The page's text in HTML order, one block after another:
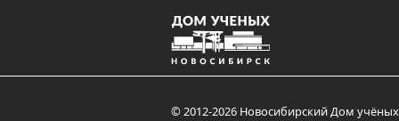
© 2012-2026 Новосибирский Дом учёных